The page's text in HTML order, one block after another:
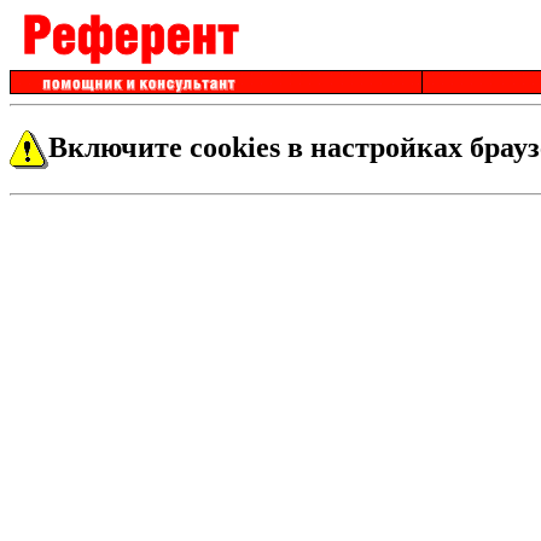
Включите cookies в настройках